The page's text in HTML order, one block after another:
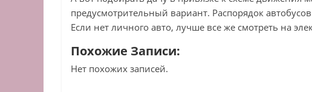
предусмотрительный вариант. Распорядок
Если нет личного авто, лучше все же смотреть на
Похожие Записи:
Нет похожих записей.